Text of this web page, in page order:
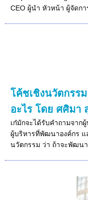
CEO ผู้นำ หัวหน้า ผู้จัดก
โค้ชเชิงนวัตกรร
อะไร โดย ศศิมา
เก๋มักจะได้รับคำถามจา
ผู้บริหารที่พัฒนาองค์กร แ
นวัตกรรม ว่า ถ้าจะพัฒน